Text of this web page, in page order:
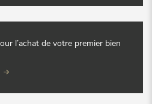
l’achat de votre premier bien